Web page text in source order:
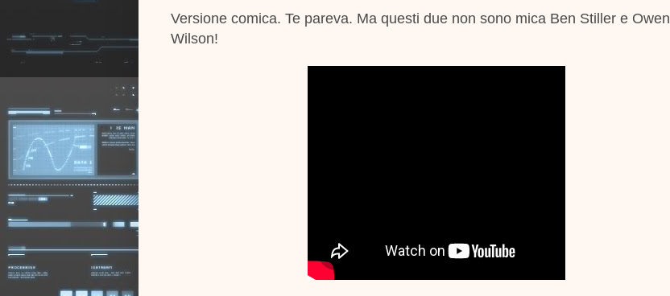
Versione comica. Te pareva. Ma questi due non sono mica Ben Stiller e Owen
Wilson!